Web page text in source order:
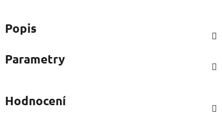
Popis
Parametry
Hodnocení